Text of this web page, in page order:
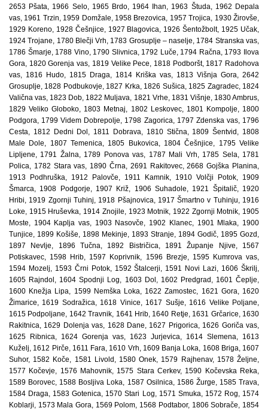
2653 Pšata, 1966 Selo, 1965 Brdo, 1964 Ihan, 1963 Študa, 1962 Depala
vas, 1961 Trzin, 1959 Domžale, 1958 Brezovica, 1957 Trojica, 1930 Žirovše,
1929 Koreno, 1928 Češnjice, 1927 Blagovica, 1926 Šentožbolt, 1925 Učak,
1924 Trojane, 1780 Blečji Vrh, 1783 Grosuplje – naselje, 1784 Stranska vas,
1786 Šmarje, 1788 Vino, 1790 Slivnica, 1792 Luče, 1794 Račna, 1793 Ilova
Gora, 1820 Gorenja vas, 1819 Velike Pece, 1818 Podboršt, 1817 Radohova
vas, 1816 Hudo, 1815 Draga, 1814 Kriška vas, 1813 Višnja Gora, 2642
Grosuplje, 1828 Podbukovje, 1827 Krka, 1826 Sušica, 1825 Zagradec, 1824
Valična vas, 1823 Dob, 1822 Muljava, 1821 Vrhe, 1831 Višnje, 1830 Ambrus,
1829 Veliko Globoko, 1803 Metnaj, 1802 Leskovec, 1801 Kompolje, 1800
Podgora, 1799 Videm Dobrepolje, 1798 Zagorica, 1797 Zdenska vas, 1796
Cesta, 1812 Dedni Dol, 1811 Dobrava, 1810 Stična, 1809 Šentvid, 1808
Male Dole, 1807 Temenica, 1805 Bukovica, 1804 Češnjice, 1795 Velike
Lipljene, 1791 Žalna, 1789 Ponova vas, 1787 Mali Vrh, 1785 Sela, 1781
Polica, 1782 Stara vas, 1890 Črna, 2691 Rakitovec, 2668 Gojška Planina,
1913 Podhruška, 1912 Palovče, 1911 Kamnik, 1910 Volčji Potok, 1909
Šmarca, 1908 Podgorje, 1907 Križ, 1906 Suhadole, 1921 Špitalič, 1920
Hribi, 1919 Zgornji Tuhinj, 1918 Pšajnovica, 1917 Šmartno v Tuhinju, 1916
Loke, 1915 Hruševka, 1914 Znojile, 1923 Motnik, 1922 Zgornji Motnik, 1905
Moste, 1904 Kaplja vas, 1903 Nasovče, 1902 Klanec, 1901 Mlaka, 1900
Tunjice, 1899 Košiše, 1898 Mekinje, 1893 Stranje, 1894 Godič, 1895 Gozd,
1897 Nevlje, 1896 Tučna, 1892 Bistričica, 1891 Županje Njive, 1567
Potiskavec, 1598 Hrib, 1597 Koprivnik, 1596 Brezje, 1595 Kumrova vas,
1594 Mozelj, 1593 Črni Potok, 1592 Štalcerji, 1591 Novi Lazi, 1606 Škrilj,
1605 Rajndol, 1604 Spodnji Log, 1603 Dol, 1602 Predgrad, 1601 Čeplje,
1600 Knežja Lipa, 1599 Nemška Loka, 1622 Zamostec, 1621 Gora, 1620
Žimarice, 1619 Sodražica, 1618 Vinice, 1617 Sušje, 1616 Velike Poljane,
1615 Podpoljane, 1642 Travnik, 1641 Hrib, 1640 Retje, 1631 Grčarice, 1630
Rakitnica, 1629 Dolenja vas, 1628 Dane, 1627 Prigorica, 1626 Goriča vas,
1625 Ribnica, 1624 Gorenja vas, 1623 Jurjevica, 1614 Slemena, 1613
Kuželj, 1612 Pirče, 1611 Fara, 1610 Vrh, 1609 Banja Loka, 1608 Briga, 1607
Suhor, 1582 Koče, 1581 Livold, 1580 Onek, 1579 Rajhenav, 1578 Željne,
1577 Kočevje, 1576 Mahovnik, 1575 Stara Cerkev, 1590 Kočevska Reka,
1589 Borovec, 1588 Bosljiva Loka, 1587 Osilnica, 1586 Žurge, 1585 Trava,
1584 Draga, 1583 Gotenica, 1570 Stari Log, 1571 Smuka, 1572 Rog, 1574
Koblarji, 1573 Mala Gora, 1569 Polom, 1568 Podtabor, 1806 Sobrače, 1854